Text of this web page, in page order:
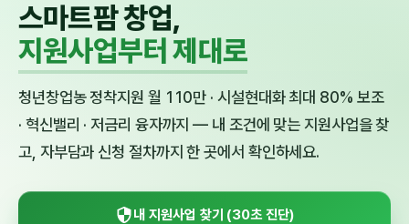
스마트팜 창업,
지원사업부터 제대로
청년창업농 정착지원 월 110만 · 시설현대화 최대 80% 보조
· 혁신밸리 · 저금리 융자까지 — 내 조건에 맞는 지원사업을 찾
고, 자부담과 신청 절차까지 한 곳에서 확인하세요.
내 지원사업 찾기 (30초 진단)